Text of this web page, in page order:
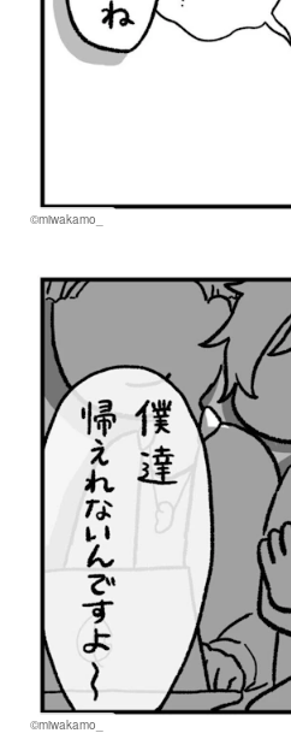
©miwakamo_
©miwakamo_